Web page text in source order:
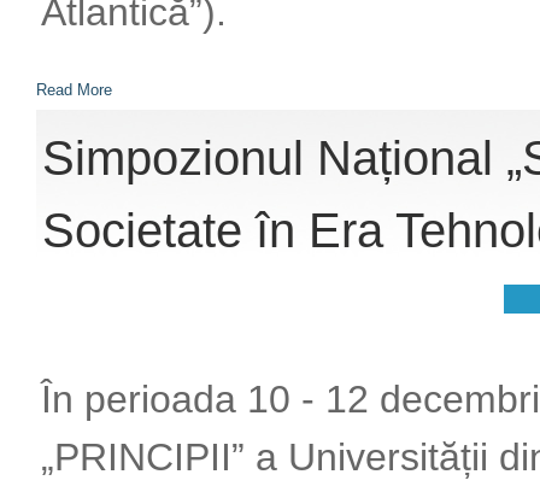
Atlantică”).
Read More
Simpozionul Național
Societate în Era
În perioada 10 - 12
„PRINCIPII” a Universității